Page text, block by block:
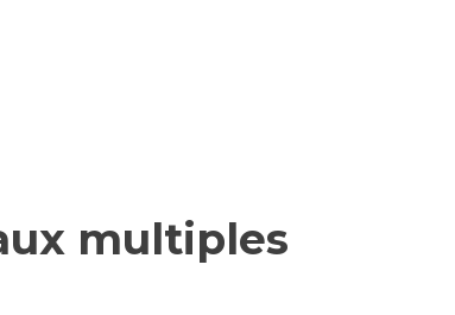
multiples